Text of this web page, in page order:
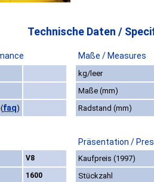
Technische Daten /
Maße / Measures
kg/leer
Maße (mm)
(faq) Radstand (mm)
Präsentation /
V8
Kaufpreis (1997)
1600
Stückzahl